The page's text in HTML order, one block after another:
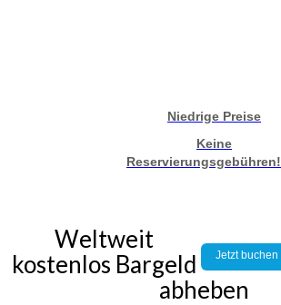
Niedrige Preise
Keine
Reservierungsgebühren!
Jetzt buchen
Weltweit
kostenlos Bargeld
abheben